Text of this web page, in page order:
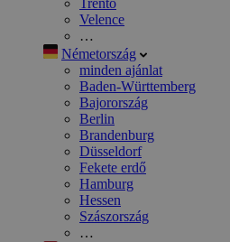
Trento
Velence
…
Németország
minden ajánlat
Baden-Württemberg
Bajorország
Berlin
Brandenburg
Düsseldorf
Fekete erdő
Hamburg
Hessen
Szászország
…